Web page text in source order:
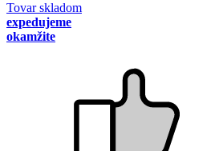
Tovar skladom
expedujeme
okamžite